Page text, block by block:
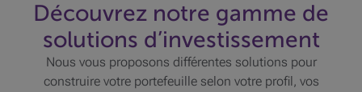
Découvrez notre gamme de
solutions d’investissement
Nous vous proposons différentes solutions pour
construire votre portefeuille selon votre profil, vos